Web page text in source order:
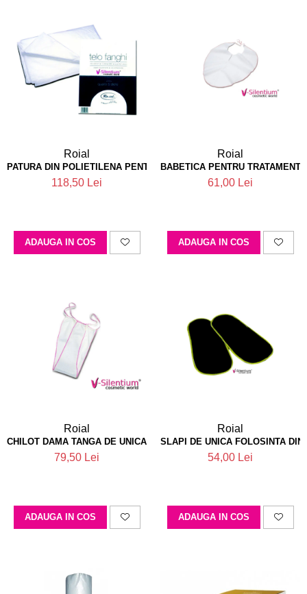
Roial
PATURA DIN POLIETILENA PENTRU TRATAMENTE 160X200 X50
118,50 Lei
ADAUGA IN COS
Roial
BABETICA PENTRU
61,00 Lei
ADAUGA IN COS
Roial
CHILOT DAMA TANGA DE UNICA FOLOSINTA ROIAL X100
79,50 Lei
ADAUGA IN COS
Roial
SLAPI DE UNICA FOLOSINTA
54,00 Lei
ADAUGA IN COS